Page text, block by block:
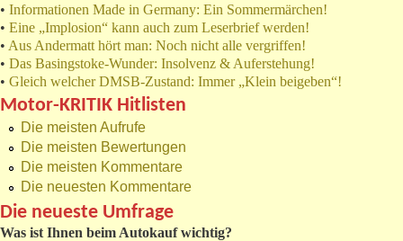
• Informationen Made in Germany: Ein Sommermärchen!
• Eine „Implosion“ kann auch zum Leserbrief werden!
• Aus Andermatt hört man: Noch nicht alle vergriffen!
• Das Basingstoke-Wunder: Insolvenz & Auferstehung!
• Gleich welcher DMSB-Zustand: Immer „Klein beigeben“!
Motor-KRITIK Hitlisten
Die meisten Aufrufe
Die meisten Bewertungen
Die meisten Kommentare
Die neuesten Kommentare
Die neueste Umfrage
Was ist Ihnen beim Autokauf wichtig?